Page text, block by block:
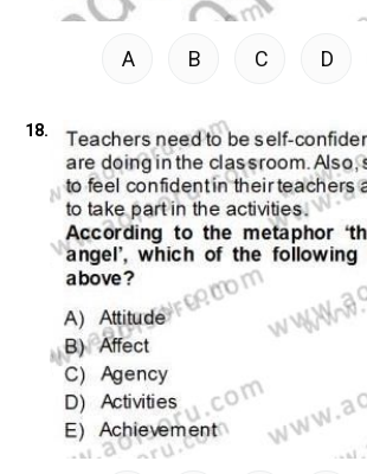
A B C D
18.